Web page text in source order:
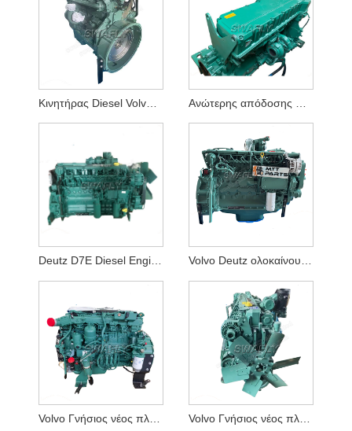
Deutz D7E Diesel Engine Assy για εκσκαφέα Volvo EC290 Volvo Deutz ολοκαίνουργια συναρμολόγηση D6E Complete Engine που κατασκευάστηκε στην Κίνα